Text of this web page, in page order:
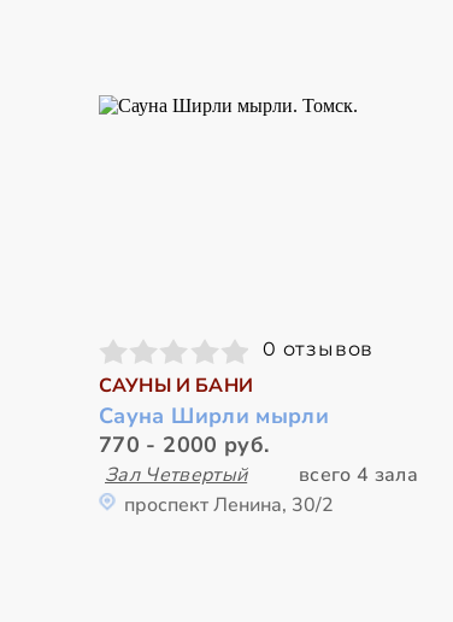
0 отзывов
САУНЫ И БАНИ
Сауна Ширли мырли
770 - 2000 руб.
Зал Четвертый
всего 4 зала
проспект Ленина, 30/2